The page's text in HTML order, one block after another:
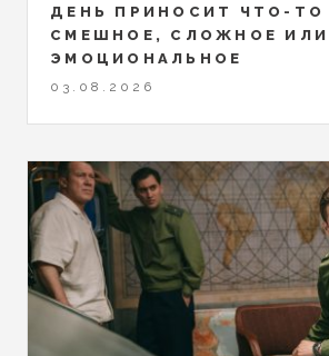
ДЕНЬ ПРИНОСИТ ЧТО-ТО
СМЕШНОЕ, СЛОЖНОЕ ИЛИ
ЭМОЦИОНАЛЬНОЕ
03.08.2026